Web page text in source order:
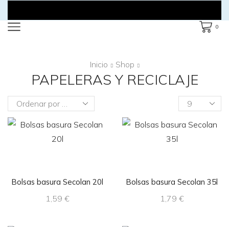
0
Inicio Shop
PAPELERAS Y RECICLAJE
Products
Bolsas basura Secolan 20l
1,59 €
Bolsas basura Secolan 35l
1,79 €